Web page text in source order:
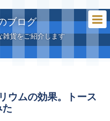
ブログ
雑貨をご紹介します
ウムの効果。トース
た